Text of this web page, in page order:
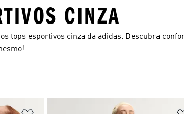
CINZA
tops esportivos cinza da adidas. Descubra
Adicionar à Lista de Desejos